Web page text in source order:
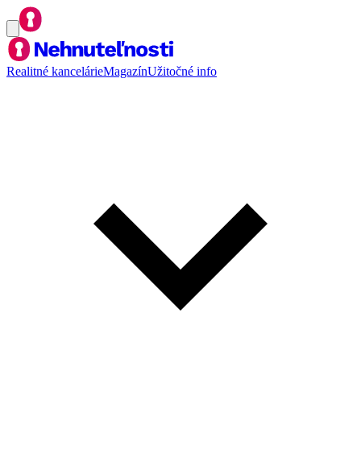
Realitné kancelárieMagazínUžitočné info